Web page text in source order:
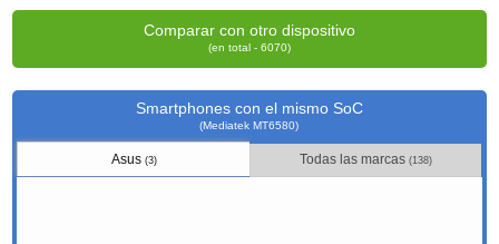
Comparar con otro dispositivo
(en total - 6070)
Smartphones con el mismo SoC
(Mediatek MT6580)
Asus (3) Todas las marcas(138)